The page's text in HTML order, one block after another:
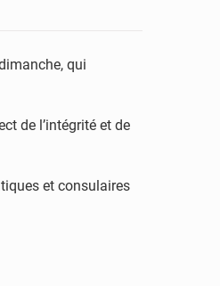
qui
de l’intégrité et de
et consulaires